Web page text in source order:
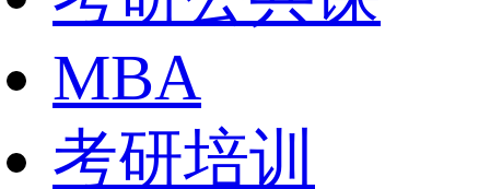
MBA
考研培训